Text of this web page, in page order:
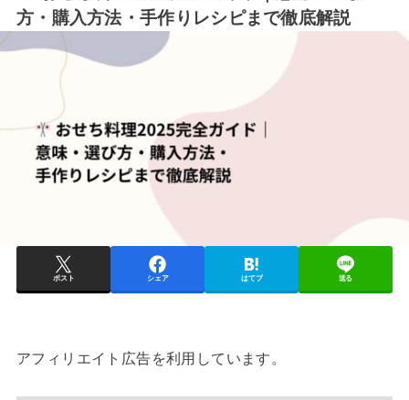
方・購入方法・手作りレシピまで徹底解説
ポスト シェア はてブ 送る
アフィリエイト広告を利用しています。